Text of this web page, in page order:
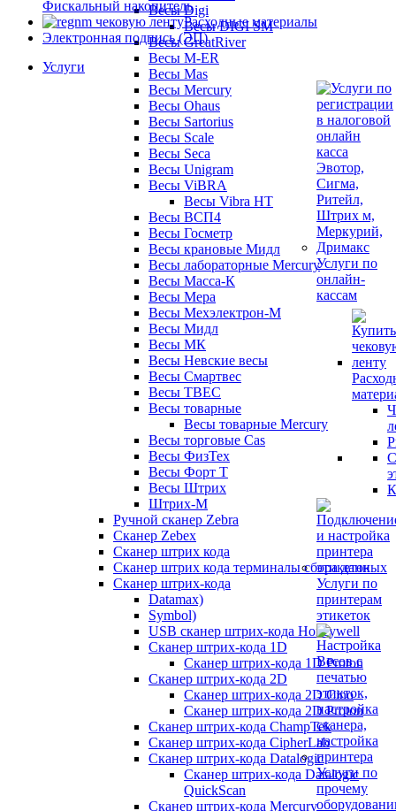
Весы Digi
Весы DIGI SM
Весы GreatRiver
Весы M-ER
Весы Mas
Весы Mercury
Весы Ohaus
Весы Sartorius
Весы Scale
Весы Seca
Весы Unigram
Весы ViBRA
Весы Vibra HT
Весы ВСП4
Весы Госметр
Весы крановые Мидл
Весы лабораторные Mercury
Весы Масса-К
Весы Мера
Весы Мехэлектрон-М
Весы Мидл
Весы МК
Весы Невские весы
Весы Смартвес
Весы ТВЕС
Весы товарные
Весы товарные Mercury
Весы торговые Cas
Весы ФизТех
Весы Форт Т
Весы Штрих
Штрих-М
Ручной сканер Zebra
Сканер Zebex
Сканер штрих кода
Сканер штрих кода терминалы сбора данных
Сканер штрих-кода
Datamax)
Symbol)
USB сканер штрих-кода Honeywell
Сканер штрих-кода 1D
Сканер штрих-кода 1D Proton
Сканер штрих-кода 2D
Сканер штрих-кода 2D Cino
Сканер штрих-кода 2D Proton
Сканер штрих-кода ChampTek
Сканер штрих-кода CipherLab
Сканер штрих-кода Datalogic
Сканер штрих-кода Datalogic
QuickScan
Сканер штрих-кода Mercury
Фискальный накопитель
Расходные материалы
Электронная подпись (ЭП)
Услуги
Услуги по
онлайн-
кассам
Услуги по
принтерам
этикеток
Услуги по
прочему